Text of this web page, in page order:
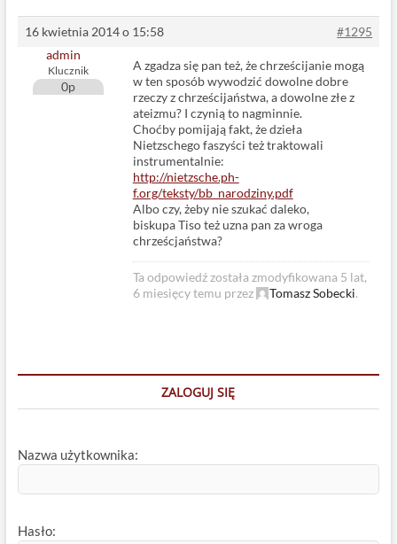
n
16 kwietnia 2014 o 15:58
#1295
admin
Klucznik
0p
A zgadza się pan też, że chrześcijanie mogą
w ten sposób wywodzić dowolne dobre
rzeczy z chrześcijaństwa, a dowolne złe z
ateizmu? I czynią to nagminnie.
Choćby pomijają fakt, że dzieła
Nietzschego faszyści też traktowali
instrumentalnie:
http://nietzsche.ph-
f.org/teksty/bb_narodziny.pdf
Albo czy, żeby nie szukać daleko,
biskupa Tiso też uzna pan za wroga
chrześcjaństwa?
Ta odpowiedź została zmodyfikowana 5 lat,
6 miesięcy temu przez
Tomasz Sobecki.
ZALOGUJ SIĘ
Nazwa użytkownika:
Hasło: